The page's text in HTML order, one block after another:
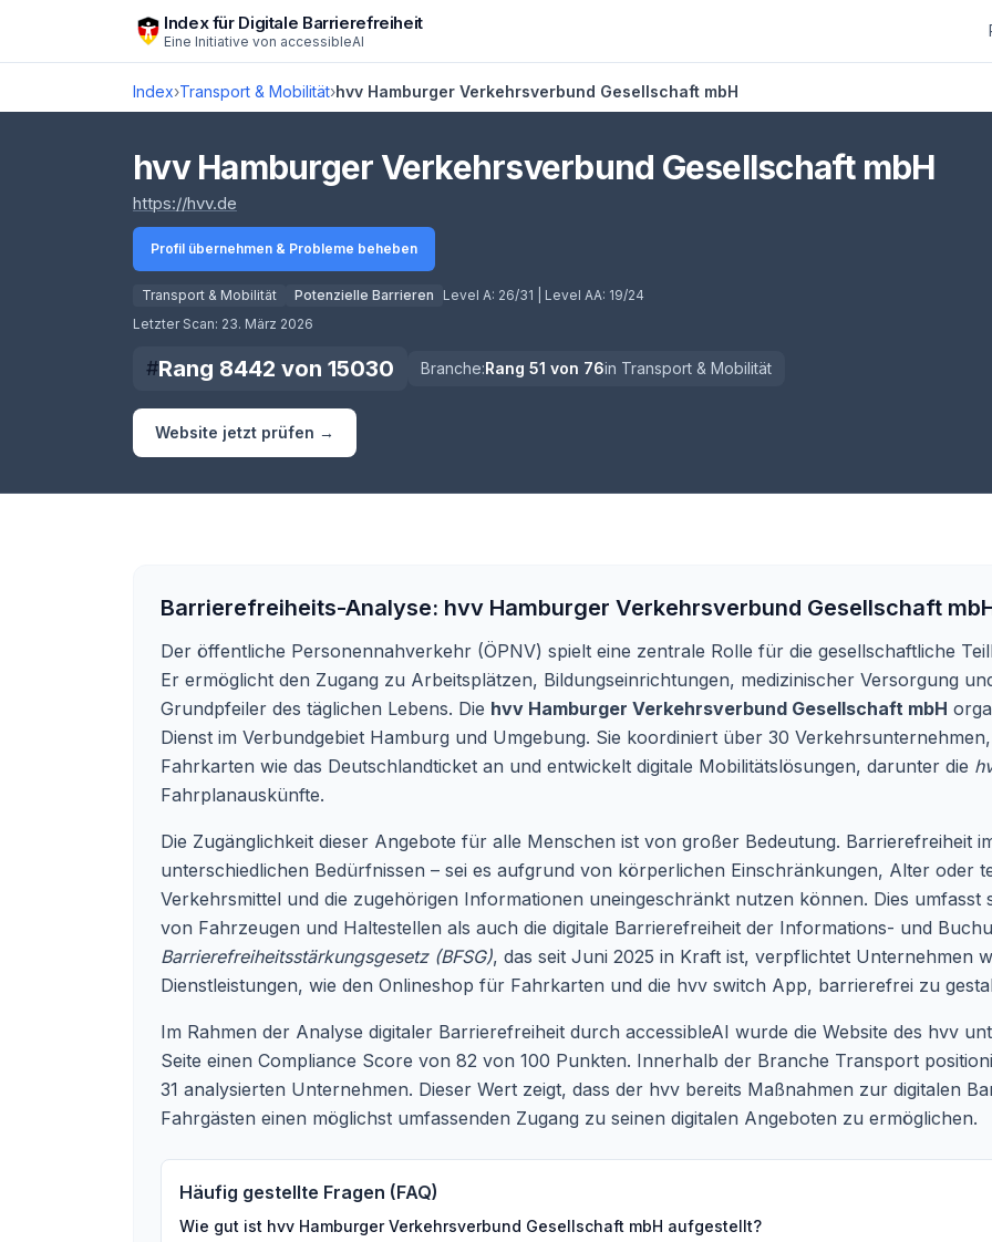
Zum Hauptinhalt springenIndex für Digitale Barrierefreiheit
Eine Initiative von accessibleAI
Index›Transport & Mobilität›hvv Hamburger Verkehrsverbund Gesellschaft mbH
Score lädt
hvv Hamburger Verkehrsverbund Gesellschaft mbH
https://hvv.de
Profil übernehmen & Probleme beheben
Transport & Mobilität Potenzielle Barrieren Level A: 26/31 | Level AA: 19/24
Letzter Scan: 23. März 2026
#Rang 8442 von 15030 Branche:Rang 51 von 76in Transport & Mobilität
Website jetzt prüfen →
Barrierefreiheits-Analyse: hvv Hamburger Verkehrsverbund Gesellschaft
Der öffentliche Personennahverkehr (ÖPNV) spielt eine zentrale Rolle für die gesellschaftliche
Er ermöglicht den Zugang zu Arbeitsplätzen, Bildungseinrichtungen, medizinischer Versorgung
Grundpfeiler des täglichen Lebens. Die hvv Hamburger Verkehrsverbund Gesellschaft mbH
Dienst im Verbundgebiet Hamburg und Umgebung. Sie koordiniert über 30
Fahrkarten wie das Deutschlandticket an und entwickelt digitale Mobilitätslösungen, darunter die
Fahrplanauskünfte.
Die Zugänglichkeit dieser Angebote für alle Menschen ist von großer Bedeutung. Barrierefreiheit
unterschiedlichen Bedürfnissen – sei es aufgrund von körperlichen Einschränkungen, Alter oder
Verkehrsmittel und die zugehörigen Informationen uneingeschränkt nutzen können. Dies umfasst
von Fahrzeugen und Haltestellen als auch die digitale Barrierefreiheit der Informations- und
Barrierefreiheitsstärkungsgesetz (BFSG), das seit Juni 2025 in Kraft ist, verpflichtet Unternehmen
Dienstleistungen, wie den Onlineshop für Fahrkarten und die hvv switch App, barrierefrei zu
Im Rahmen der Analyse digitaler Barrierefreiheit durch accessibleAI wurde die Website des hvv
Seite einen Compliance Score von 82 von 100 Punkten. Innerhalb der Branche Transport
31 analysierten Unternehmen. Dieser Wert zeigt, dass der hvv bereits Maßnahmen zur digitalen
Fahrgästen einen möglichst umfassenden Zugang zu seinen digitalen Angeboten zu ermöglichen.
Häufig gestellte Fragen (FAQ)
Wie gut ist hvv Hamburger Verkehrsverbund Gesellschaft mbH aufgestellt?